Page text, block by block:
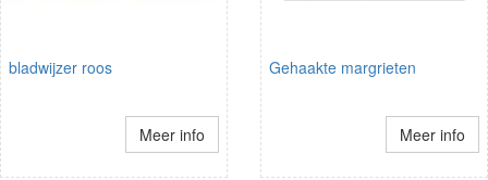
bladwijzer roos
Meer info
Gehaakte margrieten
Meer info